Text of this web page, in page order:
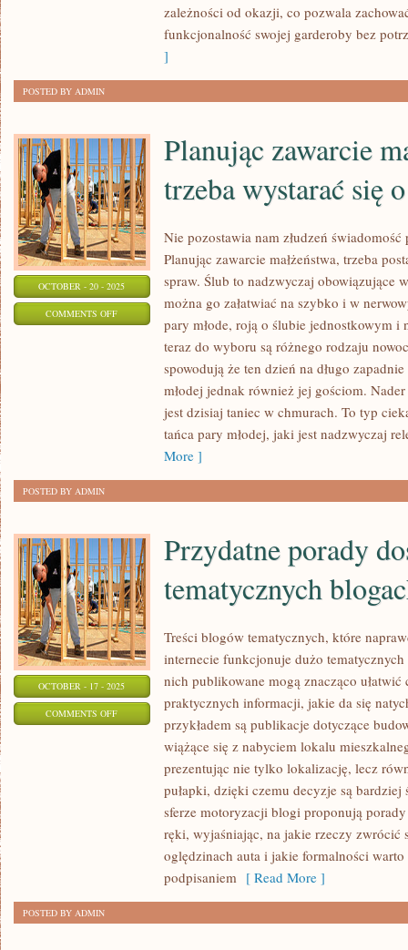
INFORMACJI
zależności od okazji, co pozwala
funkcjonalność swojej garderoby bez
]
POSTED BY ADMIN
OCTOBER - 20 - 2025
COMMENTS OFFON
Planując zawarcie
trzeba wystarać się
Nie pozostawia nam złudzeń
Planując zawarcie małżeństwa, trzeba
spraw. Ślub to nadzwyczaj obowiązujące
można go załatwiać na szybko i w
pary młode, roją o ślubie jednostkowym i
teraz do wyboru są różnego rodzaju
spowodują że ten dzień na długo
młodej jednak również jej gościom.
jest dzisiaj taniec w chmurach. To typ
tańca pary młodej, jaki jest nadzwyczaj
More ]
POSTED BY ADMIN
OCTOBER - 17 - 2025
COMMENTS OFFON
PRZYDATNE
Przydatne porady
tematycznych
Treści blogów tematycznych, które
internecie funkcjonuje dużo
nich publikowane mogą znacząco
praktycznych informacji, jakie da się
przykładem są publikacje dotyczące
wiążące się z nabyciem lokalu
prezentując nie tylko lokalizację, lecz
pułapki, dzięki czemu decyzje są
sferze motoryzacji blogi proponują
ręki, wyjaśniając, na jakie rzeczy zwrócić
oględzinach auta i jakie formalności
podpisaniem [ Read More ]
POSTED BY ADMIN